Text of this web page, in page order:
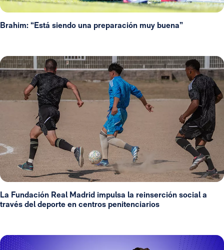
Brahim: “Está siendo una preparación muy buena”
La Fundación Real Madrid impulsa la reinserción social a
través del deporte en centros penitenciarios